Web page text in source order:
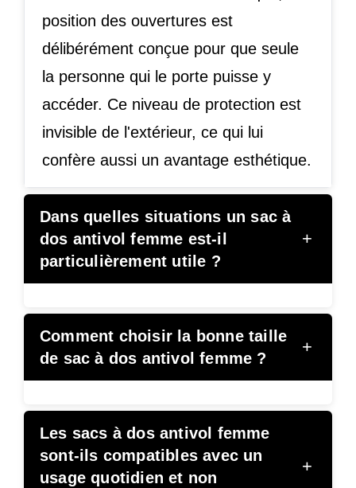
position des ouvertures est
délibérément conçue pour que seule
la personne qui le porte puisse y
accéder. Ce niveau de protection est
invisible de l'extérieur, ce qui lui
confère aussi un avantage esthétique.
Dans quelles situations un sac à
dos antivol femme est-il
particulièrement utile ?
+
Comment choisir la bonne taille
de sac à dos antivol femme ?
+
Les sacs à dos antivol femme
sont-ils compatibles avec un
usage quotidien et non
+